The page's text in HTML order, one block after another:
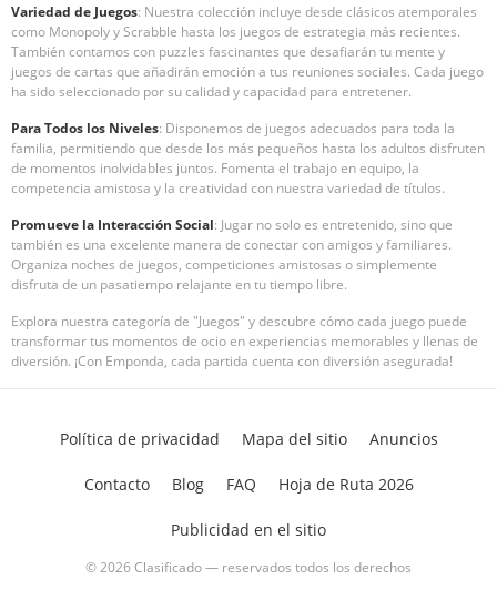
Variedad de Juegos: Nuestra colección incluye desde clásicos atemporales
como Monopoly y Scrabble hasta los juegos de estrategia más recientes.
También contamos con puzzles fascinantes que desafiarán tu mente y
juegos de cartas que añadirán emoción a tus reuniones sociales. Cada juego
ha sido seleccionado por su calidad y capacidad para entretener.
Para Todos los Niveles: Disponemos de juegos adecuados para toda la
familia, permitiendo que desde los más pequeños hasta los adultos disfruten
de momentos inolvidables juntos. Fomenta el trabajo en equipo, la
competencia amistosa y la creatividad con nuestra variedad de títulos.
Promueve la Interacción Social: Jugar no solo es entretenido, sino que
también es una excelente manera de conectar con amigos y familiares.
Organiza noches de juegos, competiciones amistosas o simplemente
disfruta de un pasatiempo relajante en tu tiempo libre.
Explora nuestra categoría de "Juegos" y descubre cómo cada juego puede
transformar tus momentos de ocio en experiencias memorables y llenas de
diversión. ¡Con Emponda, cada partida cuenta con diversión asegurada!
© 2026 Clasificado — reservados todos los derechos
Política de privacidad Mapa del sitio Anuncios
Contacto Blog FAQ Hoja de Ruta 2026
Publicidad en el sitio